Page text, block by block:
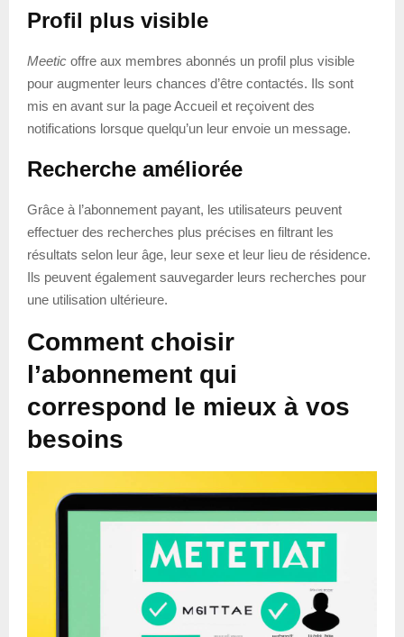
Profil plus visible
Meetic offre aux membres abonnés un profil plus visible
pour augmenter leurs chances d’être contactés. Ils sont
mis en avant sur la page Accueil et reçoivent des
notifications lorsque quelqu’un leur envoie un message.
Recherche améliorée
Grâce à l’abonnement payant, les utilisateurs peuvent
effectuer des recherches plus précises en filtrant les
résultats selon leur âge, leur sexe et leur lieu de résidence.
Ils peuvent également sauvegarder leurs recherches pour
une utilisation ultérieure.
Comment choisir
l’abonnement qui
correspond le mieux à vos
besoins